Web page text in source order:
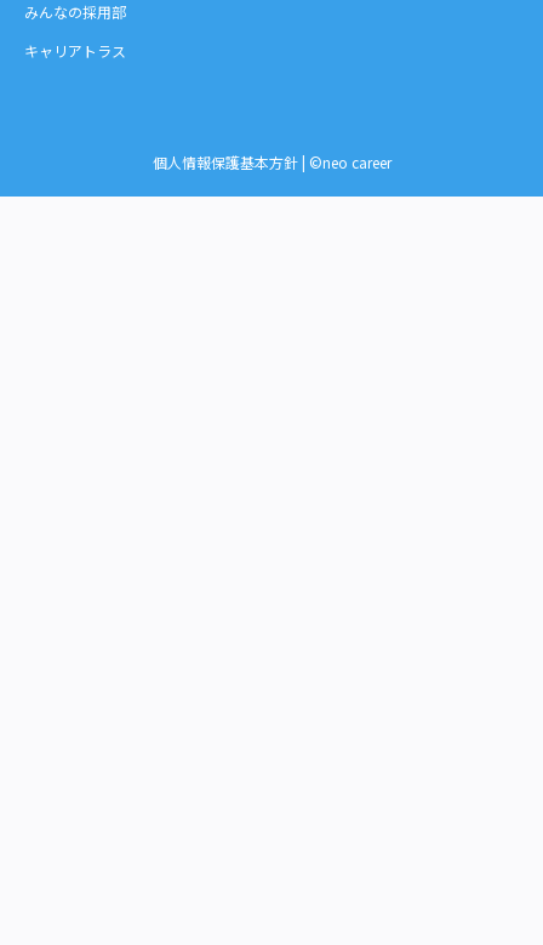
みんなの採用部
キャリアトラス
個人情報保護基本方針| ©neo career